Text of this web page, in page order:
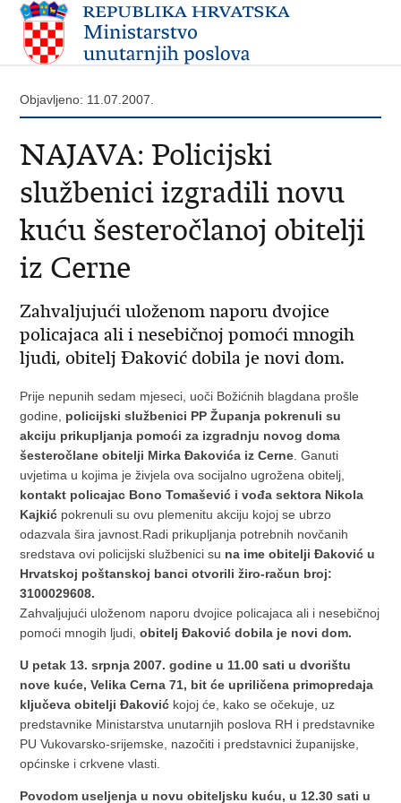
Objavljeno: 11.07.2007.
NAJAVA: Policijski
službenici izgradili novu
kuću šesteročlanoj obitelji
iz Cerne
Zahvaljujući uloženom naporu dvojice
policajaca ali i nesebičnoj pomoći mnogih
ljudi, obitelj Đaković dobila je novi dom.
Prije nepunih sedam mjeseci, uoči Božićnih blagdana prošle
godine, policijski službenici PP Županja pokrenuli su
akciju prikupljanja pomoći za izgradnju novog doma
šesteročlane obitelji Mirka Đakovića iz Cerne . Ganuti
uvjetima u kojima je živjela ova socijalno ugrožena obitelj,
kontakt policajac Bono Tomašević i vođa sektora Nikola
Kajkić pokrenuli su ovu plemenitu akciju kojoj se ubrzo
odazvala šira javnost. Radi prikupljanja potrebnih novčanih
sredstava ovi policijski službenici su na ime obitelji Đaković u
Hrvatskoj poštanskoj banci otvorili žiro-račun broj:
3100029608.
Zahvaljujući uloženom naporu dvojice policajaca ali i nesebičnoj
pomoći mnogih ljudi,obitelj Đaković dobila je novi dom.
U petak 13. srpnja 2007. godine u 11.00 sati u dvorištu
nove kuće, Velika Cerna 71, bit će upriličena primopredaja
ključeva obitelji Đaković kojoj će, kako se očekuje, uz
predstavnike Ministarstva unutarnjih poslova RH i predstavnike
PU Vukovarsko-srijemske, nazočiti i predstavnici županijske,
općinske i crkvene vlasti.
Povodom useljenja u novu obiteljsku kuću, u 12.30 sati u